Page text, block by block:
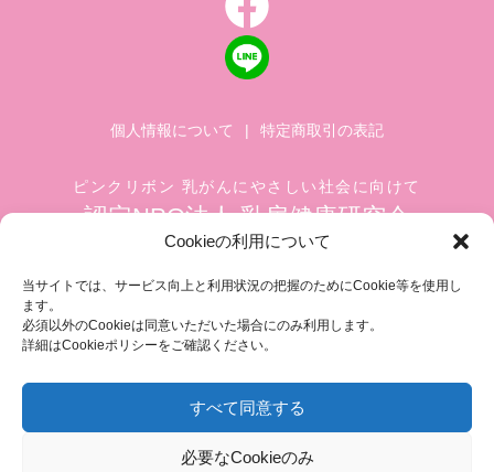
Cookieの利用について
当サイトでは、サービス向上と利用状況の把握のためにCookie等を使用し
ます。
必須以外のCookieは同意いただいた場合にのみ利用します。
詳細はCookieポリシーをご確認ください。
すべて同意する
必要なCookieのみ
個人情報について | 特定商取引の表記
ピンクリボン 乳がんにやさしい社会に向けて
認定NPO法人 乳房健康研究会
築地ホワイトビル 1002
FAX.03-3545-6545
info@breastcare.jp
COPYRIGHT (C) 2019 JAPAN SOCIETY OF BREAST HEALTH, ALL RIGHT RESERVED